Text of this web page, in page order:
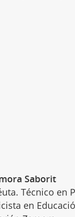
Saborit
Técnico en
en